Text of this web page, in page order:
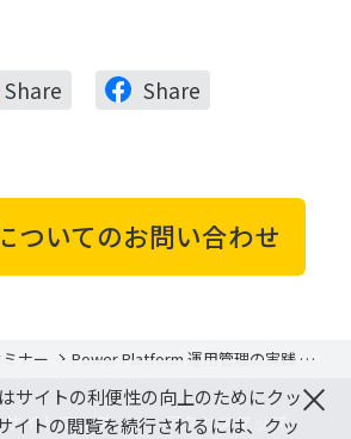
Share Share
ついてのお問い合わせ
ナー Power Platform 運用管理の実践 ～
活用状況確認と分析のポイント～
サイトマップ アクセスマップ
サイトの利便性の向上のためにクッ
イトの閲覧を続行されるには、クッ
×